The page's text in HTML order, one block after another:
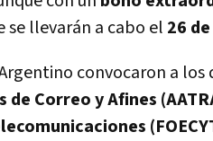
se llevarán a cabo el 26
convocaron a los
Correo y Afines